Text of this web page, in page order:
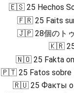
🇪🇸 25 Hechos
🇫🇷 25 Faits
🇯🇵 28個のトゥ
🇰🇷 25
🇳🇴 25 Fakta
🇵🇹 25 Fatos sobre
🇷🇺 25 Факты о